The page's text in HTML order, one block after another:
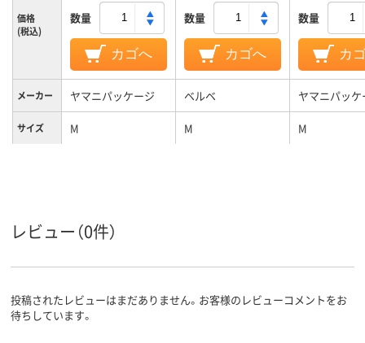
価格
(税込)
数量
カゴへ
数量
カゴへ
数量
カ
メーカー ヤマニパッケージ ベルベ ヤマニパッケ
サイズ M M M
重量 17g
質量 17g 17g
レビュー（0件）
投稿されたレビューはまだありません。お客様のレビューコメントをお
待ちしています。